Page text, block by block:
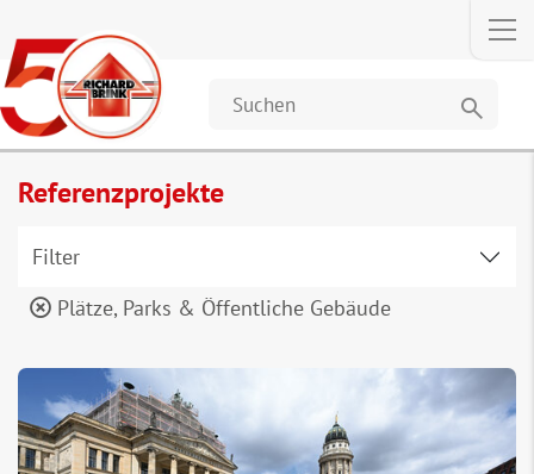
search
Referenzprojekte
Filter
Plätze, Parks & Öffentliche Gebäude